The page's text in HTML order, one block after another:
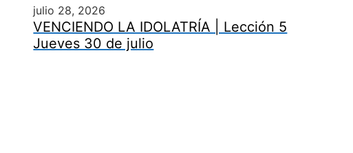
julio 28, 2026
VENCIENDO LA IDOLATRÍA | Lección 5
Jueves 30 de julio